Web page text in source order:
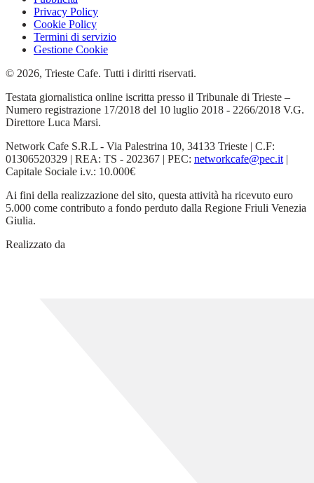
Privacy Policy
Cookie Policy
Termini di servizio
Gestione Cookie
© 2026, Trieste Cafe. Tutti i diritti riservati.
Testata giornalistica online iscritta presso il Tribunale di Trieste –
Numero registrazione 17/2018 del 10 luglio 2018 - 2266/2018 V.G.
Direttore Luca Marsi.
Network Cafe S.R.L - Via Palestrina 10, 34133 Trieste | C.F:
01306520329 | REA: TS - 202367 | PEC: networkcafe@pec.it |
Capitale Sociale i.v.: 10.000€
Ai fini della realizzazione del sito, questa attività ha ricevuto euro
5.000 come contributo a fondo perduto dalla Regione Friuli Venezia
Giulia.
Realizzato da